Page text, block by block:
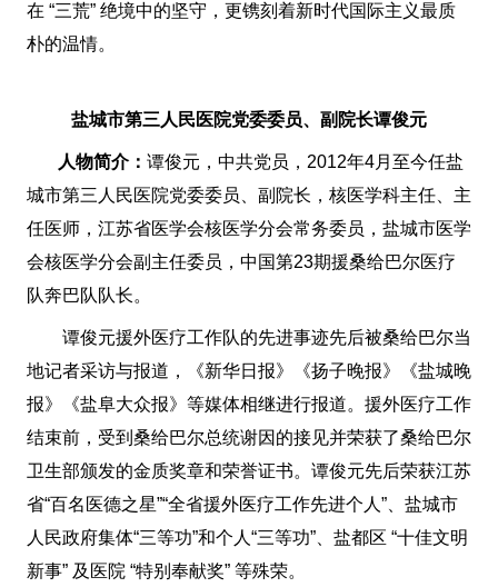
在 “三荒” 绝境中的坚守，更镌刻着新时代国际主义最质
朴的温情。
盐城市第三人民医院党委委员、副院长谭俊元
人物简介： 谭俊元，中共党员，2012年4月至今任盐
城市第三人民医院党委委员、副院长，核医学科主任、主
任医师，江苏省医学会核医学分会常务委员，盐城市医学
会核医学分会副主任委员，中国第23期援桑给巴尔医疗
队奔巴队队长。
谭俊元援外医疗工作队的先进事迹先后被桑给巴尔当
地记者采访与报道，《新华日报》《扬子晚报》《盐城晚
报》《盐阜大众报》等媒体相继进行报道。援外医疗工作
结束前，受到桑给巴尔总统谢因的接见并荣获了桑给巴尔
卫生部颁发的金质奖章和荣誉证书。谭俊元先后荣获江苏
省“百名医德之星”“全省援外医疗工作先进个人”、盐城市
人民政府集体“三等功”和个人“三等功”、盐都区 “十佳文明
新事” 及医院 “特别奉献奖” 等殊荣。